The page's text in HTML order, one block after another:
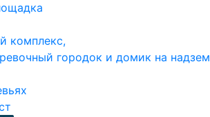
комплекс,
городок и домик на